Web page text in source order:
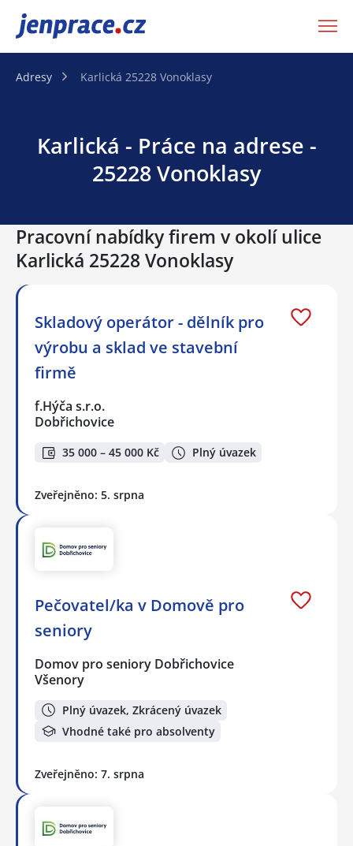
JenPráce.cz
Adresy Karlická 25228 Vonoklasy
Karlická - Práce na adrese -
25228 Vonoklasy
Pracovní nabídky firem v okolí ulice
Karlická 25228 Vonoklasy
Skladový operátor - dělník pro
výrobu a sklad ve stavební
firmě
f.Hýča s.r.o.
Dobřichovice
35 000 – 45 000 Kč Plný úvazek
Zveřejněno: 5. srpna
Pečovatel/ka v Domově pro
seniory
Domov pro seniory Dobřichovice
Všenory
Plný úvazek, Zkrácený úvazek
Vhodné také pro absolventy
Zveřejněno: 7. srpna